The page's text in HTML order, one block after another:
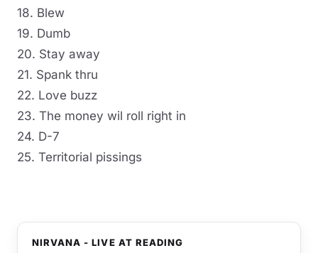
18. Blew
19. Dumb
20. Stay away
21. Spank thru
22. Love buzz
23. The money wil roll right in
24. D-7
25. Territorial pissings
NIRVANA - LIVE AT READING